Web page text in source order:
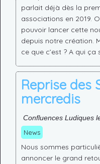
parlait déjà dès la
associations en 2019.
pouvoir lancer cette
depuis notre création.
ce que c’est ? A qui
Reprise des
mercredis
Confluences Ludiques
News
Nous sommes
annoncer le grand